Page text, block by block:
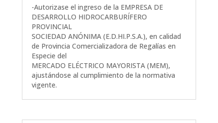
-Autorizase el ingreso de la EMPRESA DE
DESARROLLO HIDROCARBURÍFERO
PROVINCIAL
SOCIEDAD ANÓNIMA (E.D.HI.P.S.A.), en calidad
de Provincia Comercializadora de Regalías en
Especie del
MERCADO ELÉCTRICO MAYORISTA (MEM),
ajustándose al cumplimiento de la normativa
vigente.